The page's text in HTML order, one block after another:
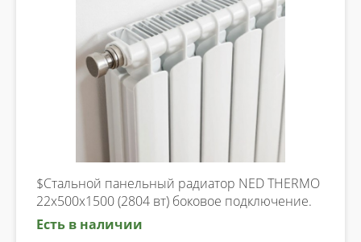
$Стальной панельный радиатор NED THERMO
22х500х1500 (2804 вт) боковое подключение.
Есть в наличии